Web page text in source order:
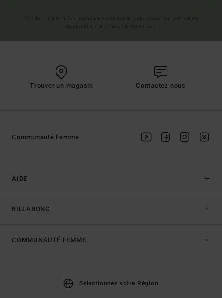
Trouver un magasin Contactez nous
AIDE
BILLABONG
Communauté Femme
COMMUNAUTÉ FEMME
Sélectionnez votre Région